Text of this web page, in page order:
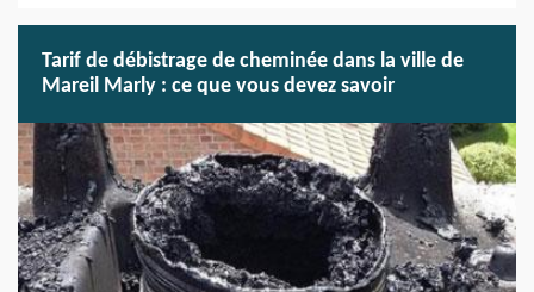
Tarif de débistrage de cheminée dans la ville de
Mareil Marly : ce que vous devez savoir